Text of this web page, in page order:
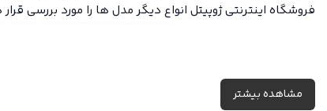
فروشگاه اینترنتی ژوپیتل انواع دیگر مدل ها را مورد بررسی
مشاهده بیشتر